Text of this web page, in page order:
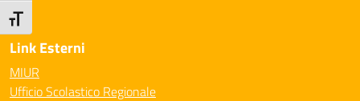
Attiva/disattiva dimensione testo
Link Esterni
MIUR
Ufficio Scolastico Regionale